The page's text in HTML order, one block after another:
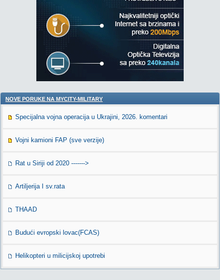
NOVE PORUKE NA MYCITY-MILITARY
Specijalna vojna operacija u Ukrajini, 2026. komentari
Vojni kamioni FAP (sve verzije)
Rat u Siriji od 2020 ------->
Artiljerija I sv.rata
THAAD
Budući evropski lovac(FCAS)
Helikopteri u milicijskoj upotrebi